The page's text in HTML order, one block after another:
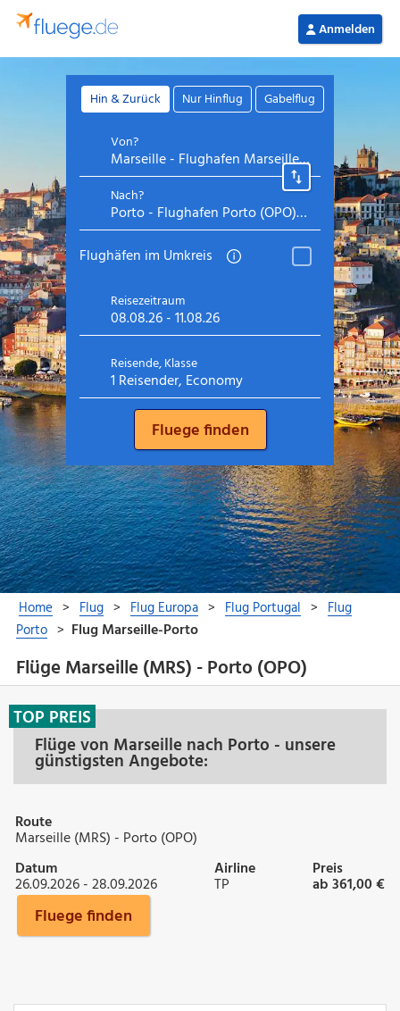
Flüge Marseille (MRS) - Porto (OPO)
Flüge von Marseille nach Porto - unsere
günstigsten Angebote:
TOP PREIS
Route
Marseille (MRS) - Porto (OPO)
Datum
26.09.2026 - 28.09.2026
Airline
TP
Preis
ab 361,00 €
Fluege finden